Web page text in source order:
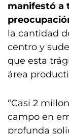
manifestó a
la cantidad
centro y
que esta
área
“Casi 2
campo en
profunda